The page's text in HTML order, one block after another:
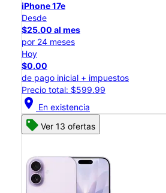
iPhone 17e
Desde
$25.00 al mes
por 24 meses
Hoy
$0.00
de pago inicial + impuestos
Precio total: $599.99
location_on En existencia
Ver 13 ofertas